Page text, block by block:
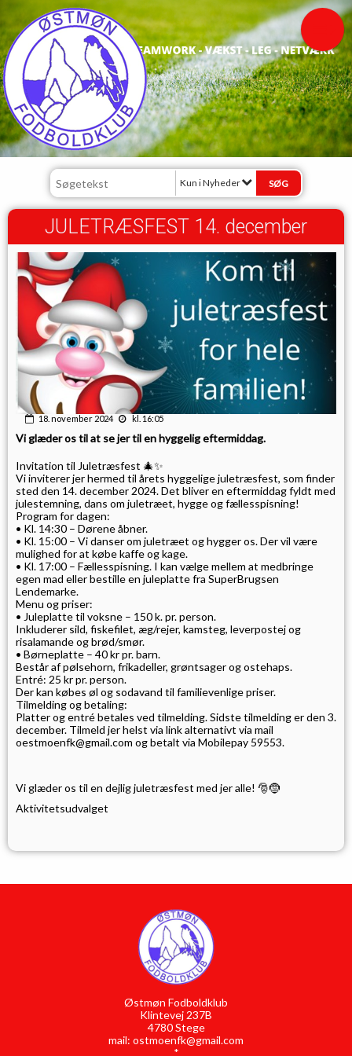
Kun i Nyheder
JULETRÆSFEST 14. december
18. november 2024 kl. 16:05
Vi glæder os til at se jer til en hyggelig eftermiddag.
Invitation til Juletræsfest 🎄✨
Vi inviterer jer hermed til årets hyggelige juletræsfest, som finder
sted den 14. december 2024. Det bliver en eftermiddag fyldt med
julestemning, dans om juletræet, hygge og fællesspisning!
Program for dagen:
• Kl. 14:30 – Dørene åbner.
• Kl. 15:00 – Vi danser om juletræet og hygger os. Der vil være
mulighed for at købe kaffe og kage.
• Kl. 17:00 – Fællesspisning. I kan vælge mellem at medbringe
egen mad eller bestille en juleplatte fra SuperBrugsen
Lendemarke.
Menu og priser:
• Juleplatte til voksne – 150 k. pr. person.
Inkluderer sild, fiskefilet, æg/rejer, kamsteg, leverpostej og
risalamande og brød/smør.
• Børneplatte – 40 kr pr. barn.
Består af pølsehorn, frikadeller, grøntsager og ostehaps.
Entré: 25 kr pr. person.
Der kan købes øl og sodavand til familievenlige priser.
Tilmelding og betaling:
Platter og entré betales ved tilmelding. Sidste tilmelding er den 3.
december. Tilmeld jer helst via link alternativt via mail
oestmoenfk@gmail.com og betalt via Mobilepay 59553.
Vi glæder os til en dejlig juletræsfest med jer alle! 🎅🤶
Aktivitetsudvalget
Østmøn Fodboldklub
Klintevej 237B
4780 Stege
mail: ostmoenfk@gmail.com
*